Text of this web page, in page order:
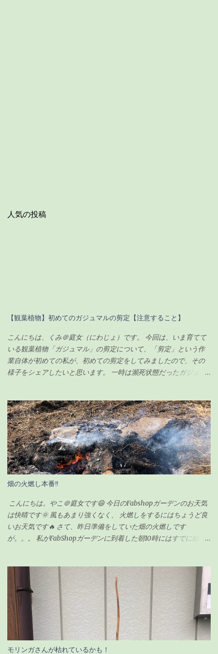
人気の投稿
【観葉植物】初めてのガジュマルの剪定【注意すること】
こんにちは、くみ＠庭女（にわじょ）です。 今回は、いま育てて
いる観葉植物「ガジュマル」の剪定について、「剪定」という作
業自体が初めての私が、初めての剪定をしてみましたので、その
様子をシェアしたいと思います。 一時は瀕死状態だったガジュマ
いました。 現在の様子がこちらです↓（2020年6月23日） ちなみ
に前回の記事の時（復活後）は、これくらいでした↓（2020年5月
17日） 見事に背が伸びて、葉っぱの数も増えました。 さすがに、
背が伸び過ぎてきたので「剪定」をすることにしました。 剪定を
するにあたり、ちょっと調べてみました。 ガジュマルの剪定のポ
イント 時期は5〜6月が良い 全体的に想定サイズよりも小さく剪定
する 切ったところは「癒合剤（ゆごうざい）」をつける 剪定後は
水分の蒸発量が減るので水やりは控えめにする ざっとこんな感じ
でした。 ガジュマルの剪定の時期 ガジュマルの剪定は種類が2つ
あるようです。 「 切り戻し 」 と言って、必要ない枝を切って形を
整えるものと、 「 丸坊主 」 と言って、枝を全部切り落として幹だ
けの状態にするものとがあり、今回のウチのガジュマルの場合
5〜6月が適している ようです。 6月って・・今じゃん！！って事
で、ちょうど良いタイミングでした。 ちなみに「丸坊主」の場合
は、回復するのに時間がかかるので、5月くらいにした方が良いみ
たいです。 癒合剤って何？必要なの？ 初めて聞く言葉だったので
調べてみました。 雑菌を防ぐ為の保護剤のようなもの 切り口から
水分や養分が流れないようにする為のもの 人間でいう「かさぶ
た」のような役割をする なるほど！これは必要だよね！って事
畑の火燃し本番‼
こんにちは。やこ＠庭女です😄 今日のFabshopガーデンのお天気
は快晴です🌞 風もあまり強くなく、 火燃しをするにはちょうど良
いお天気です🔥 さて、昨日準備をしていた畑の火燃しです
が。。。 私がFabShopガーデンに到着した朝10時にはすでに始ま
す🙏 昨日集めた雑草や木の枝などはほとんど灰になっていました❗
私もまだ集めきれていなかった雑草をかき集めてきて、 火燃しに
参加しましたよ👍 お昼頃にはほとんどのものを燃やし終わり、 後
は自然に火が消えるのを待つだけです。 炎は見えませんが、 まだ
中のほうは火がくすぶっている状態です🔥 この後はたまに灰を広
げながら自然に鎮火するのを、 土お越しをしながら待ちます✋ 灰
に水をかけない理由としては、 この灰はじゃが芋を植えるとき
モリンガさんが枯れているかも！